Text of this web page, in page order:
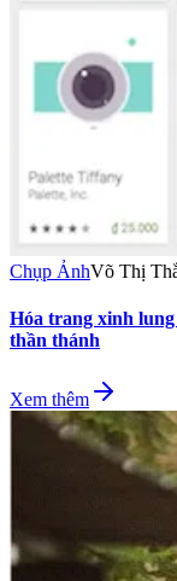
Chụp ẢnhVõ Thị
Hóa trang xinh
thần thánh
Xem thêm